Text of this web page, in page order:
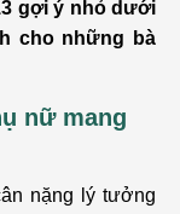
gợi ý nhỏ dưới
cho những bà
nữ mang
nặng lý tưởng